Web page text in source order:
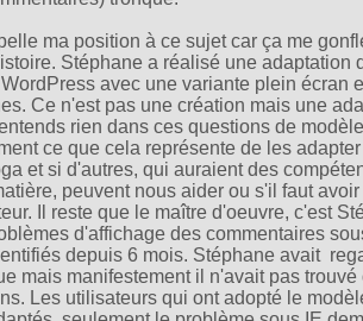
ma position à ce sujet car ça me
Stéphane a réalisé une adaptation
avec une variante plein écran
Ce n'est pas une création mais une
rien dans ces questions de
ce que cela représente de les
et si d'autres, qui auraient des
peuvent nous aider ou s'il faut
Il reste que le maître d'oeuvre, c'est
d'affichage des commentaires
depuis 6 mois. Stéphane avait
mais manifestement il n'avait pas trouvé
Les utilisateurs qui ont adopté le